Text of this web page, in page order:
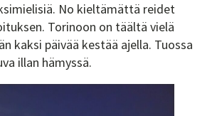
No kieltämättä reidet
Torinoon on täältä vielä
kaksi päivää kestää ajella. Tuossa
illan hämyssä.